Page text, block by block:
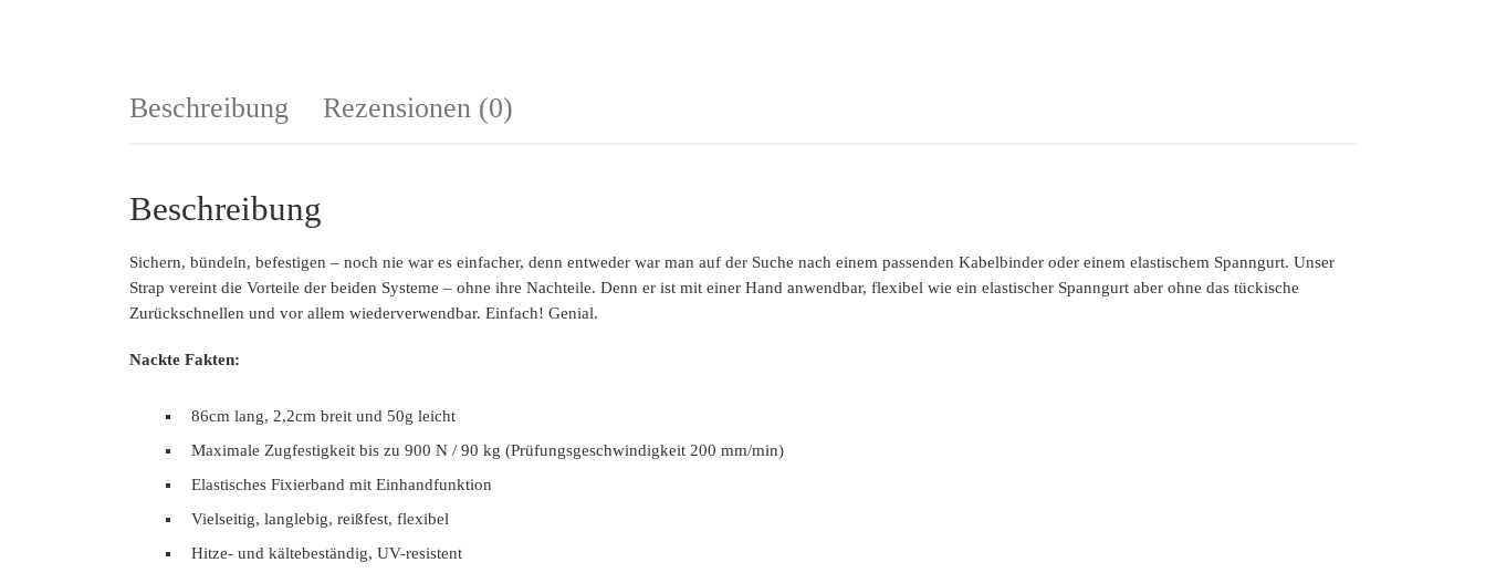
Beschreibung Rezensionen (0)
Beschreibung
Sichern, bündeln, befestigen – noch nie war es einfacher, denn entweder war man auf der Suche nach einem passenden Kabelbinder oder einem elastischem Spanngurt. Unser
Strap vereint die Vorteile der beiden Systeme – ohne ihre Nachteile. Denn er ist mit einer Hand anwendbar, flexibel wie ein elastischer Spanngurt aber ohne das tückische
Zurückschnellen und vor allem wiederverwendbar. Einfach! Genial.
Nackte Fakten:
86cm lang, 2,2cm breit und 50g leicht
Maximale Zugfestigkeit bis zu 900 N / 90 kg (Prüfungsgeschwindigkeit 200 mm/min)
Elastisches Fixierband mit Einhandfunktion
Vielseitig, langlebig, reißfest, flexibel
Hitze- und kältebeständig, UV-resistent